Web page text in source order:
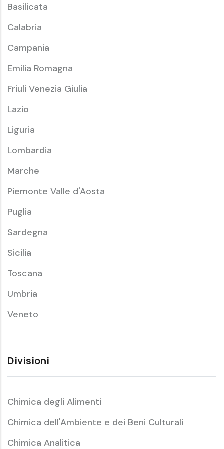
Basilicata
Calabria
Campania
Emilia Romagna
Friuli Venezia Giulia
Lazio
Liguria
Lombardia
Marche
Piemonte Valle d'Aosta
Puglia
Sardegna
Sicilia
Toscana
Umbria
Veneto
Divisioni
Chimica degli Alimenti
Chimica dell'Ambiente e dei Beni Culturali
Chimica Analitica